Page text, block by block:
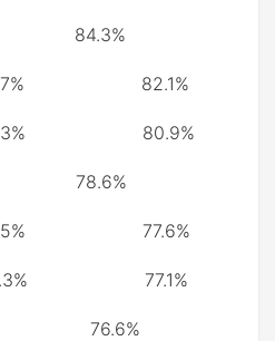
82.1%
80.9%
77.6%
77.1%